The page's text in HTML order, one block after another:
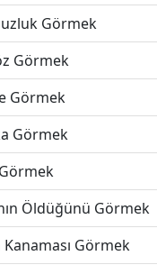
Görmek
Görmek
Görmek
Görmek
Öldüğünü Görmek
Görmek